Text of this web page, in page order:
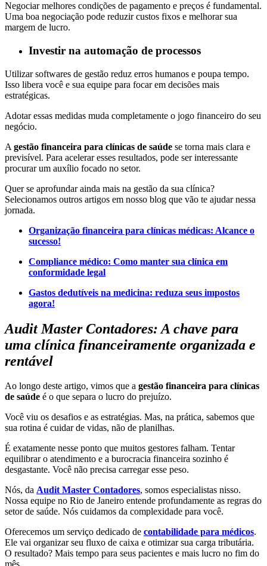
Negociar melhores condições de pagamento e preços é fundamental.
Uma boa negociação pode reduzir custos fixos e melhorar sua
margem de lucro.
Investir na automação de processos
Utilizar softwares de gestão reduz erros humanos e poupa tempo.
Isso libera você e sua equipe para focar em decisões mais
estratégicas.
Adotar essas medidas muda completamente o jogo financeiro do seu
negócio.
A gestão financeira para clínicas de saúde se torna mais clara e
previsível. Para acelerar esses resultados, pode ser interessante
procurar um auxílio focado no setor.
Quer se aprofundar ainda mais na gestão da sua clínica?
Selecionamos outros artigos em nosso blog que vão te ajudar nessa
jornada.
Organização financeira para clínicas médicas: Alcance o
sucesso!
Compliance médico: Como manter sua clínica em
conformidade legal
Gastos dedutíveis na medicina: reduza seus impostos
agora!
Audit Master Contadores: A chave para
uma clínica financeiramente organizada e
rentável
Ao longo deste artigo, vimos que a gestão financeira para clínicas
de saúde é o que separa o lucro do prejuízo.
Você viu os desafios e as estratégias. Mas, na prática, sabemos que
sua rotina é cuidar de vidas, não de planilhas.
É exatamente nesse ponto que muitos gestores falham. Tentar
equilibrar o atendimento e a burocracia financeira sozinho é
desgastante. Você não precisa carregar esse peso.
Nós, da Audit Master Contadores, somos especialistas nisso.
Nossa equipe no Rio de Janeiro entende profundamente as regras do
setor de saúde. Nós cuidamos da complexidade para você.
Oferecemos um serviço dedicado de contabilidade para médicos.
Ele vai organizar seu fluxo de caixa e otimizar sua carga tributária.
O resultado? Mais tempo para seus pacientes e mais lucro no fim do